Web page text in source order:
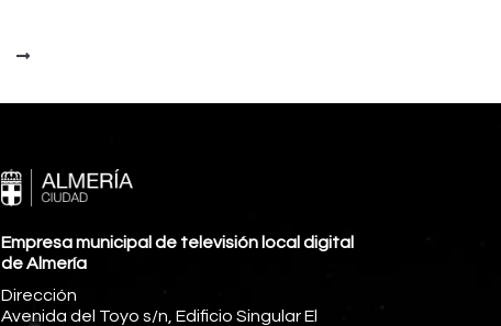
Empresa municipal de televisión local digital
de Almería
Dirección
Avenida del Toyo s/n, Edificio Singular El